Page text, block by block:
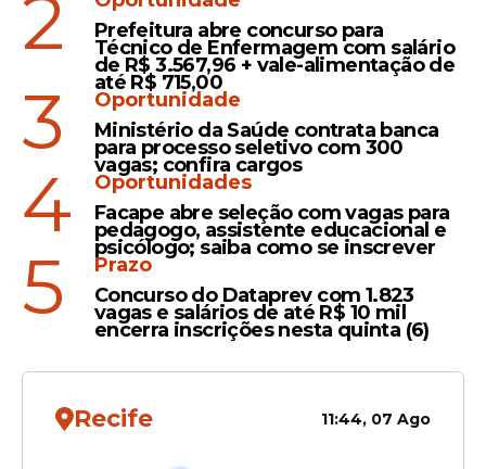
Educação
Prefeitura de Olinda amplia
prazo de inscrição para
seleção com 600 vagas;
veja cargos e salários
Seleção do ICMBio em
Pernambuco, com salário
2
Prefeitura abre concurso para
Técnico de Enfermagem com salário
de R$ 3.567,96 + vale-alimentação de
até R$ 715,00
3
Oportunidade
Ministério da Saúde contrata banca
para processo seletivo com 300
vagas; confira cargos
4
Oportunidades
Facape abre seleção com vagas para
pedagogo, assistente educacional e
psicólogo; saiba como se inscrever
5
Prazo
Concurso do Dataprev com 1.823
vagas e salários de até R$ 10 mil
encerra inscrições nesta quinta (6)
Recife 11:44, 07 Ago